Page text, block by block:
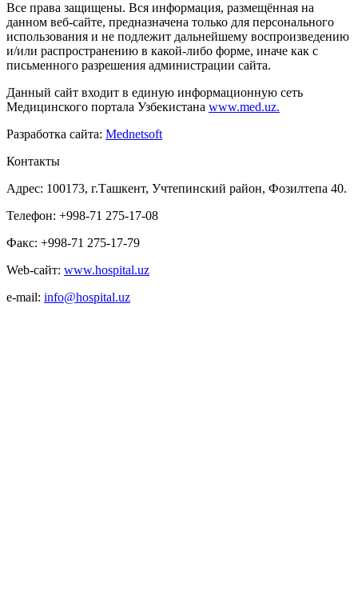
Все права защищены. Вся информация, размещённая на
данном веб-сайте, предназначена только для персонального
использования и не подлежит дальнейшему воспроизведению
и/или распространению в какой-либо форме, иначе как с
письменного разрешения администрации сайта.
Данный сайт входит в единую информационную сеть
Медицинского портала Узбекистана www.med.uz.
Разработка сайта: Mednetsoft
Контакты
Адрес: 100173, г.Ташкент, Учтепинский район, Фозилтепа 40.
Телефон: +998-71 275-17-08
Факс: +998-71 275-17-79
Web-сайт: www.hospital.uz
e-mail: info@hospital.uz